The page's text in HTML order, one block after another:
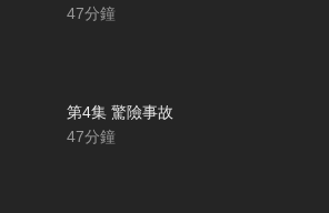
47分鐘
第4集 驚險事故
47分鐘